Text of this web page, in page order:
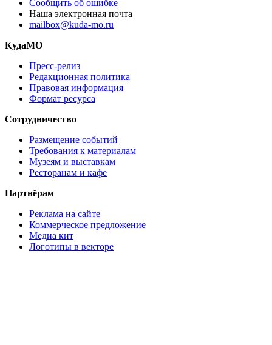
Сообщить об ошибке
Наша электронная почта
mailbox@kuda-mo.ru
КудаМО
Пресс-релиз
Редакционная политика
Правовая информация
Формат ресурса
Сотрудничество
Размещение событий
Требования к материалам
Музеям и выставкам
Ресторанам и кафе
Партнёрам
Реклама на сайте
Коммерческое предложение
Медиа кит
Логотипы в векторе